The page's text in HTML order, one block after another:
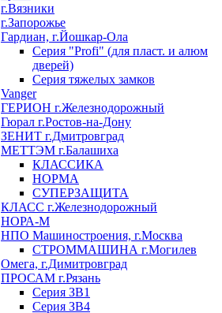
г.Вязники
г.Запорожье
Гардиан, г.Йошкар-Ола
Серия "Profi" (для пласт. и алюм
дверей)
Серия тяжелых замков
Vanger
ГЕРИОН г.Железнодорожный
Гюрал г.Ростов-на-Дону
ЗЕНИТ г.Дмитровград
МЕТТЭМ г.Балашиха
КЛАССИКА
НОРМА
СУПЕРЗАЩИТА
КЛАСС г.Железнодорожный
НОРА-М
НПО Машиностроения, г.Москва
СТРОММАШИНА г.Могилев
Омега, г.Димитровград
ПРОСАМ г.Рязань
Серия ЗВ1
Серия ЗВ4